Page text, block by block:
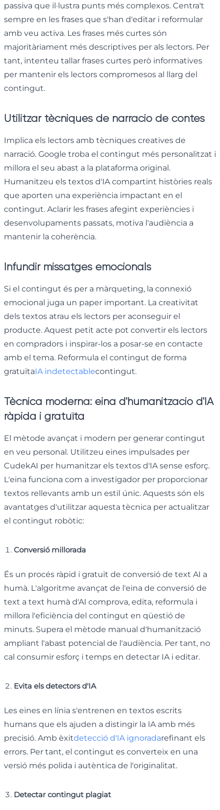
passiva que il·lustra punts més complexos. Centra't
sempre en les frases que s'han d'editar i reformular
amb veu activa. Les frases més curtes són
majoritàriament més descriptives per als lectors. Per
tant, intenteu tallar frases curtes però informatives
per mantenir els lectors compromesos al llarg del
contingut.
Utilitzar tècniques de narració de contes
Implica els lectors amb tècniques creatives de
narració. Google troba el contingut més personalitzat i
millora el seu abast a la plataforma original.
Humanitzeu els textos d'IA compartint històries reals
que aporten una experiència impactant en el
contingut. Aclarir les frases afegint experiències i
desenvolupaments passats, motiva l'audiència a
mantenir la coherència.
Infundir missatges emocionals
Si el contingut és per a màrqueting, la connexió
emocional juga un paper important. La creativitat
dels textos atrau els lectors per aconseguir el
producte. Aquest petit acte pot convertir els lectors
en compradors i inspirar-los a posar-se en contacte
amb el tema. Reformula el contingut de forma
gratuïtaIA indetectablecontingut.
Tècnica moderna: eina d'humanització d'IA
ràpida i gratuïta
El mètode avançat i modern per generar contingut
en veu personal. Utilitzeu eines impulsades per
CudekAI per humanitzar els textos d'IA sense esforç.
L'eina funciona com a investigador per proporcionar
textos rellevants amb un estil únic. Aquests són els
avantatges d'utilitzar aquesta tècnica per actualitzar
el contingut robòtic:
Conversió millorada
És un procés ràpid i gratuït de conversió de text AI a
humà. L'algoritme avançat de l'eina de conversió de
text a text humà d'AI comprova, edita, reformula i
millora l'eficiència del contingut en qüestió de
minuts. Supera el mètode manual d'humanització
ampliant l'abast potencial de l'audiència. Per tant, no
cal consumir esforç i temps en detectar IA i editar.
Evita els detectors d'IA
Les eines en línia s'entrenen en textos escrits
humans que els ajuden a distingir la IA amb més
precisió. Amb èxitdetecció d'IA ignoradarefinant els
errors. Per tant, el contingut es converteix en una
versió més polida i autèntica de l'originalitat.
Detectar contingut plagiat